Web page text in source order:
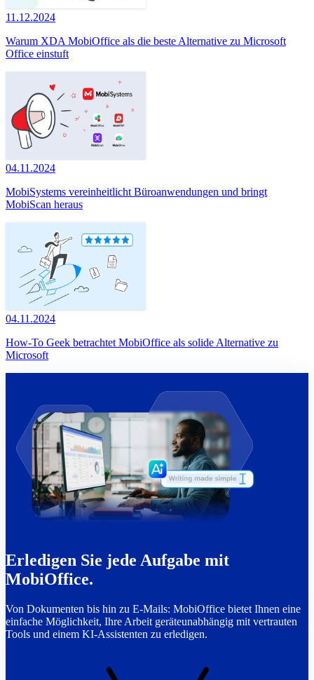
11.12.2024
Warum XDA MobiOffice als die beste Alternative zu Microsoft
Office einstuft
04.11.2024
MobiSystems vereinheitlicht Büroanwendungen und bringt
MobiScan heraus
04.11.2024
How-To Geek betrachtet MobiOffice als solide Alternative zu
Microsoft
Erledigen Sie jede Aufgabe mit
MobiOffice.
Von Dokumenten bis hin zu E-Mails: MobiOffice bietet Ihnen eine
einfache Möglichkeit, Ihre Arbeit geräteunabhängig mit vertrauten
Tools und einem KI-Assistenten zu erledigen.